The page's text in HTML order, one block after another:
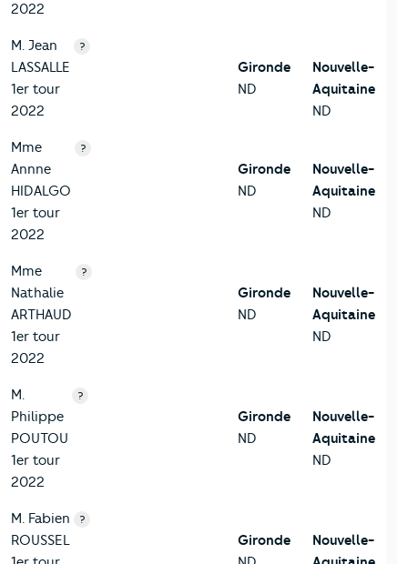
2022
M. Jean
LASSALLE
1er tour
2022
?
Gironde
ND
Nouvelle-
Aquitaine
ND
Mme
Annne
HIDALGO
1er tour
2022
?
Gironde
ND
Nouvelle-
Aquitaine
ND
Mme
Nathalie
ARTHAUD
1er tour
2022
?
Gironde
ND
Nouvelle-
Aquitaine
ND
M.
Philippe
POUTOU
1er tour
2022
?
Gironde
ND
Nouvelle-
Aquitaine
ND
M. Fabien
ROUSSEL
?
Gironde
Nouvelle-